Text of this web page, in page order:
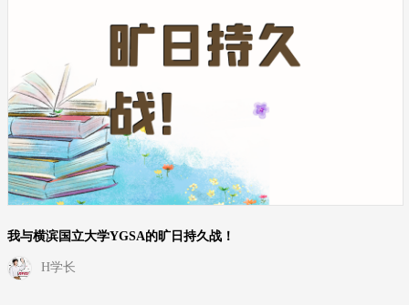
我与横滨国立大学YGSA的旷日持久战！
H学长